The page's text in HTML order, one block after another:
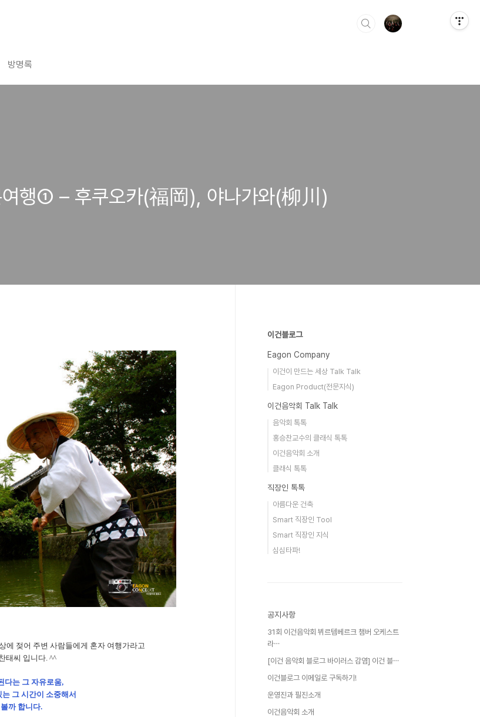
방명록
여행① – 후쿠오카(福岡), 야나가와(柳川)
에 젖어 주변 사람들에게 혼자 여행가라고
태씨 입니다 . ^^
다는 그 자유로움,
그 시간이 소중해서
까 합니다.
이건블로그
Eagon Company
이건이 만드는 세상 Talk Talk
Eagon Product(전문지식)
이건음악회 Talk Talk
음악회 톡톡
홍승찬교수의 클래식 톡톡
이건음악회 소개
클래식 톡톡
직장인 톡톡
아름다운 건축
Smart 직장인 Tool
Smart 직장인 지식
심심타파!
공지사항
31회 이건음악회 뷔르템베르크 챔버 오케스트
라⋯
[이건 음악회 블로그 바이러스 감염] 이건 블⋯
이건블로그 이메일로 구독하기!
운영진과 필진소개
이건음악회 소개